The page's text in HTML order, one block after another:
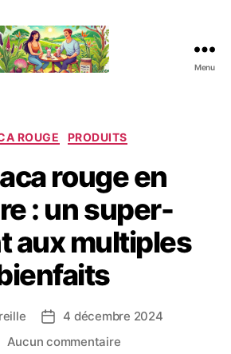
B
e
n
f
a
i
t
s
e
l
a
Menu
C
t
é
g
o
r
i
e
ROUGE PRODUITS
rouge en
: un super-
aux multiples
D 4 décembre 2024
Aucun commentaires